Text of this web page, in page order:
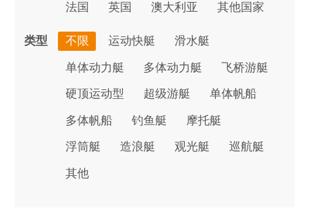
法国 英国 澳大利亚 其他国家
类型 不限 运动快艇 滑水艇
单体动力艇 多体动力艇 飞桥游艇
硬顶运动型 超级游艇 单体帆船
多体帆船 钓鱼艇 摩托艇
浮筒艇 造浪艇 观光艇 巡航艇
其他